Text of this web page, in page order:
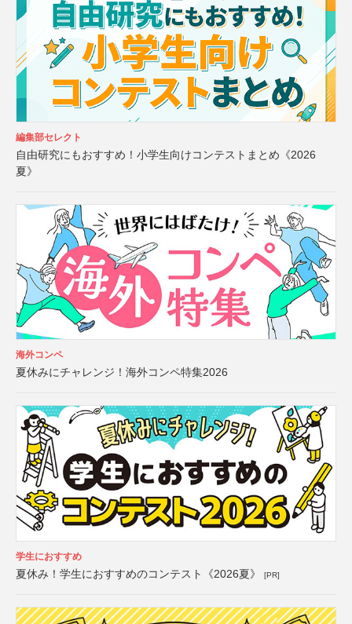
編集部セレクト
自由研究にもおすすめ！小学生向けコンテストまとめ《2026
夏》
海外コンペ
夏休みにチャレンジ！海外コンペ特集2026
学生におすすめ
夏休み！学生におすすめのコンテスト《2026夏》 [PR]